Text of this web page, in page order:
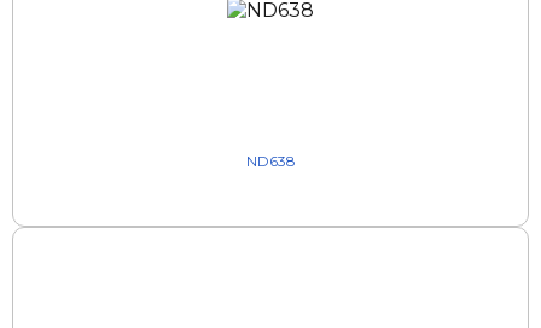
ND638